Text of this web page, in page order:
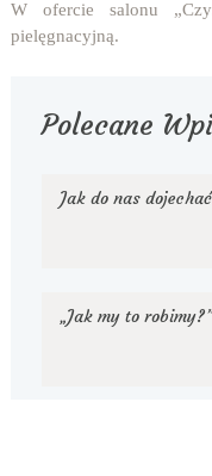
W ofercie salonu
pielęgnacyjną.
Polecane
Jak do nas
„Jak my to